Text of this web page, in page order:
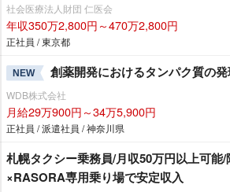
社会医療法人財団 仁医会
年収350万2,800円～470万2,800円
正社員 / 東京都
NEW 創薬開発におけるタンパク質の
WDB株式会社
月給29万900円～34万5,900円
正社員 / 派遣社員 / 神奈川県
札幌タクシー乗務員/月収50万円以上可能
×RASORA専用乗り場で安定収入